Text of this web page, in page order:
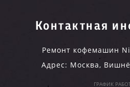
Контактная
Ремонт кофемашин
Адрес: Москва,
ГРАФИК